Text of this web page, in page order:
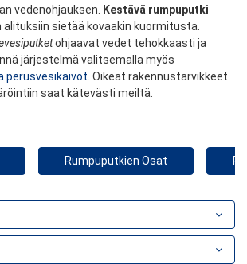
vedenohjauksen.
Kestävä rumpuputki
alituksiin sietää kovaakin kuormitusta.
ohjaavat vedet tehokkaasti ja
järjestelmä valitsemalla myös
perusvesikaivot . Oikeat rakennustarvikkeet
saat kätevästi meiltä.
Rumpuputkien Osat